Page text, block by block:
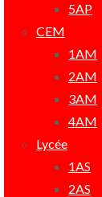
5AP
CEM
1AM
2AM
3AM
4AM
Lycée
1AS
2AS